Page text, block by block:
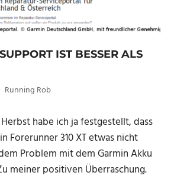
IST BESSER ALS
Running Rob
habe ich ja festgestellt, dass
Forerunner 310 XT etwas nicht
Problem mit dem Garmin Akku
meiner positiven Überraschung.